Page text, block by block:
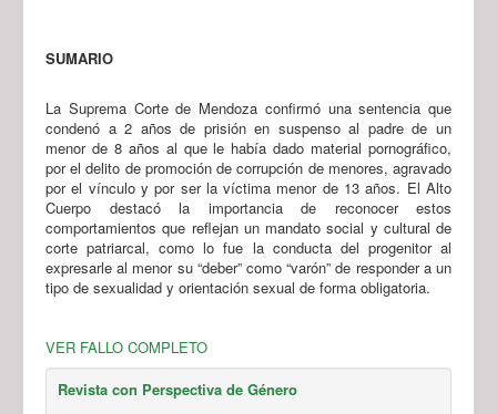
SUMARIO
La Suprema Corte de Mendoza confirmó una sentencia que
condenó a 2 años de prisión en suspenso al padre de un
menor de 8 años al que le había dado material pornográfico,
por el delito de promoción de corrupción de menores, agravado
por el vínculo y por ser la víctima menor de 13 años. El Alto
Cuerpo destacó la importancia de reconocer estos
comportamientos que reflejan un mandato social y cultural de
corte patriarcal, como lo fue la conducta del progenitor al
expresarle al menor su “deber” como “varón” de responder a un
tipo de sexualidad y orientación sexual de forma obligatoria.
VER FALLO COMPLETO
Revista con Perspectiva de Género